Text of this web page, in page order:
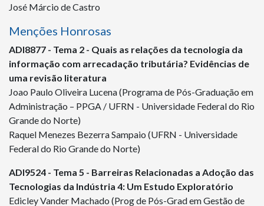
José Márcio de Castro
Menções Honrosas
ADI8877 - Tema 2 - Quais as relações da tecnologia da
informação com arrecadação tributária? Evidências de
uma revisão literatura
Joao Paulo Oliveira Lucena (Programa de Pós-Graduação em
Administração – PPGA / UFRN - Universidade Federal do Rio
Grande do Norte)
Raquel Menezes Bezerra Sampaio (UFRN - Universidade
Federal do Rio Grande do Norte)
ADI9524 - Tema 5 - Barreiras Relacionadas a Adoção das
Tecnologias da Indústria 4: Um Estudo Exploratório
Edicley Vander Machado (Prog de Pós-Grad em Gestão de